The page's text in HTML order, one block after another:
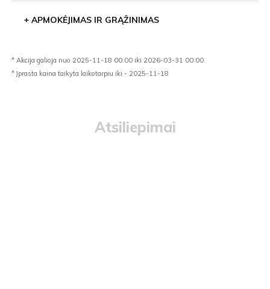
+ APMOKĖJIMAS IR GRĄŽINIMAS
* Akcija galioja nuo 2025-11-18 00:00 iki 2026-03-31 00:00.
* Įprasta kaina taikyta laikotarpiu iki - 2025-11-18
Atsiliepimai